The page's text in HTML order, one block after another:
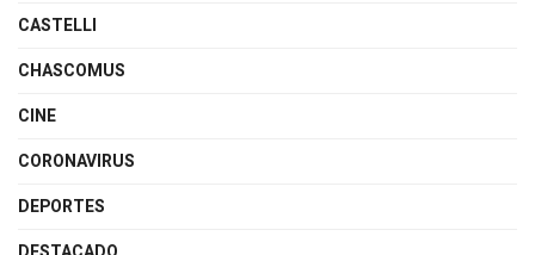
CASTELLI
CHASCOMUS
CINE
CORONAVIRUS
DEPORTES